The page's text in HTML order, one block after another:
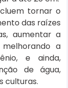
tornar o
das raízes
aumentar a
a
e ainda,
de água,
culturas.